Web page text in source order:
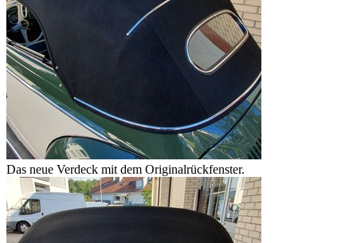
Das neue Verdeck mit dem Originalrückfenster.